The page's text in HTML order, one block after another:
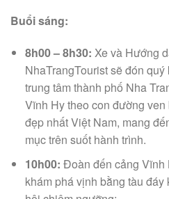
Buổi sáng:
8h00 – 8h30: Xe và Hướng
NhaTrangTourist sẽ đón
trung tâm thành phố Nha
Vĩnh Hy theo con đường
đẹp nhất Việt Nam, mang
mục trên suốt hành trình.
10h00: Đoàn đến cảng Vĩnh
khám phá vịnh bằng tàu